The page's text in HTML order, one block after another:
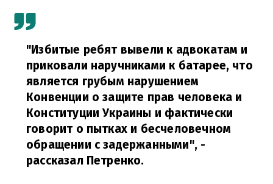
"Избитые ребят вывели к адвокатам и
приковали наручниками к батарее, что
является грубым нарушением
Конвенции о защите прав человека и
Конституции Украины и фактически
говорит о пытках и бесчеловечном
обращении с задержанными", -
рассказал Петренко.